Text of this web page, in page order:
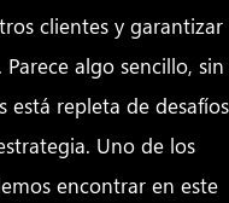
clientes y garantizar
algo sencillo, sin
está repleta de desafíos
Uno de los
encontrar en este